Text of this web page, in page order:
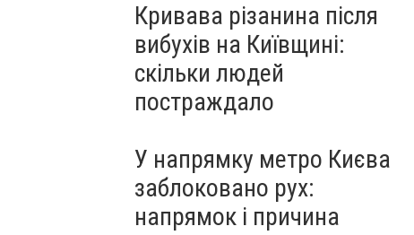
Кривава різанина після
вибухів на Київщині:
скільки людей
постраждало
У напрямку метро Києва
заблоковано рух:
напрямок і причина